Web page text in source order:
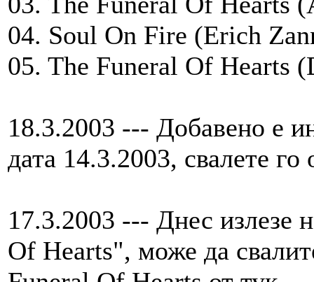
04. Soul On Fire (Erich
05. The Funeral Of Hearts
18.3.2003 --- Добавено е
дата 14.3.2003, свалете го
17.3.2003 --- Днес излезе
Of Hearts", може да